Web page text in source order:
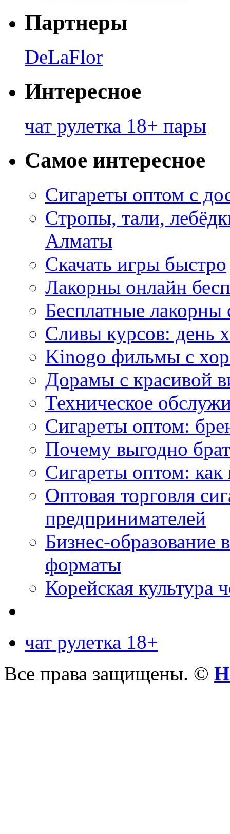
Партнеры
DeLaFlor
Интересное
чат рулетка 18+ пары
Самое интересное
Сигареты оптом с
Стропы, тали,
Алматы
Скачать игры быстро
Лакорны онлайн
Бесплатные лакорны
Сливы курсов: день
Kinogo фильмы с
Дорамы с красивой
Техническое
Сигареты оптом:
Почему выгодно
Сигареты оптом: как
Оптовая торговля
предпринимателей
Бизнес-образование
форматы
Корейская культура
чат рулетка 18+
Все права защищены. ©